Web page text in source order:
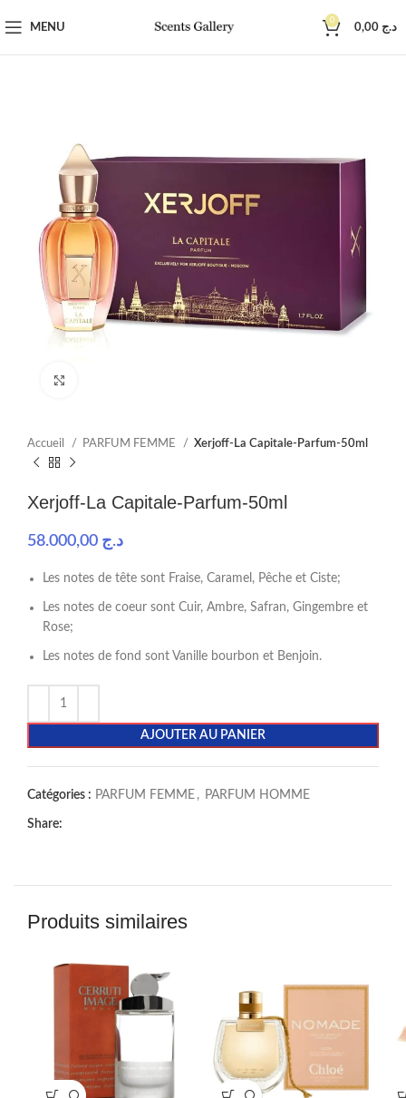
MENU
0
د.ج
Accueil PARFUM FEMME Xerjoff-La Capitale-Parfum-50ml
Xerjoff-La Capitale-Parfum-50ml
د.ج
Les notes de tête sont Fraise, Caramel, Pêche et Ciste;
Les notes de coeur sont Cuir, Ambre, Safran, Gingembre et
Rose;
Les notes de fond sont Vanille bourbon et Benjoin.
AJOUTER AU PANIER
Catégories : PARFUM FEMME , PARFUM HOMME
Share:
Produits similaires